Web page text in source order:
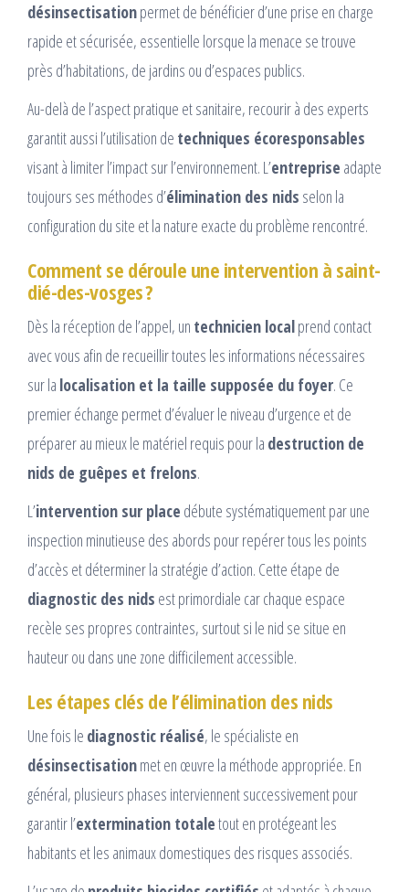
désinsectisationpermet de bénéficier d’une prise en charge
rapide et sécurisée, essentielle lorsque la menace se trouve
près d’habitations, de jardins ou d’espaces publics.
Au-delà de l’aspect pratique et sanitaire, recourir à des experts
garantit aussi l’utilisation de techniques écoresponsables
visant à limiter l’impact sur l’environnement. L’entreprise adapte
toujours ses méthodes d’élimination des nids selon la
configuration du site et la nature exacte du problème rencontré.
Comment se déroule une intervention à saint-
dié-des-vosges ?
Dès la réception de l’appel, un technicien localprend contact
avec vous afin de recueillir toutes les informations nécessaires
sur la localisation et la taille supposée du foyer. Ce
premier échange permet d’évaluer le niveau d’urgence et de
préparer au mieux le matériel requis pour la destruction de
nids de guêpes et frelons.
L’intervention sur place débute systématiquement par une
inspection minutieuse des abords pour repérer tous les points
d’accès et déterminer la stratégie d’action. Cette étape de
diagnostic des nids est primordiale car chaque espace
recèle ses propres contraintes, surtout si le nid se situe en
hauteur ou dans une zone difficilement accessible.
Les étapes clés de l’élimination des nids
Une fois le diagnostic réalisé, le spécialiste en
désinsectisationmet en œuvre la méthode appropriée. En
général, plusieurs phases interviennent successivement pour
garantir l’extermination totaletout en protégeant les
habitants et les animaux domestiques des risques associés.